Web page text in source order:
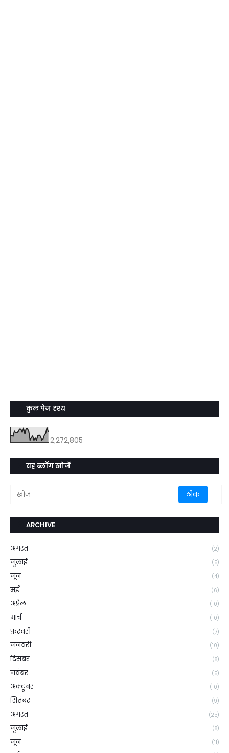
कुल पेज दृश्य
2,272,805
यह ब्लॉग खोजें
ARCHIVE
अगस्त (2)
जुलाई (5)
जून (4)
मई (6)
अप्रैल (10)
मार्च (10)
फ़रवरी (7)
जनवरी (10)
दिसंबर (8)
नवंबर (5)
अक्टूबर (10)
सितंबर (9)
अगस्त (25)
जुलाई (8)
जून (11)